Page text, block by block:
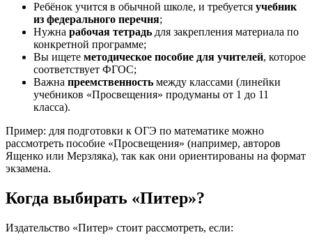
Ребёнок учится в обычной школе, и требуется учебник
из федерального перечня;
Нужна рабочая тетрадь для закрепления материала по
конкретной программе;
Вы ищете методическое пособие для учителей, которое
соответствует ФГОС;
Важна преемственность между классами (линейки
учебников «Просвещения» продуманы от 1 до 11
класса).
Пример: для подготовки к ОГЭ по математике можно
рассмотреть пособие «Просвещения» (например, авторов
Ященко или Мерзляка), так как они ориентированы на формат
экзамена.
Когда выбирать «Питер»?
Издательство «Питер» стоит рассмотреть, если: